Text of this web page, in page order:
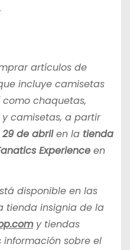
artículos de
incluye camisetas
chaquetas,
camisetas, a partir
de abrilen la tienda
Experienceen
disponible en las
tienda insignia de la
y tiendas
información sobre el